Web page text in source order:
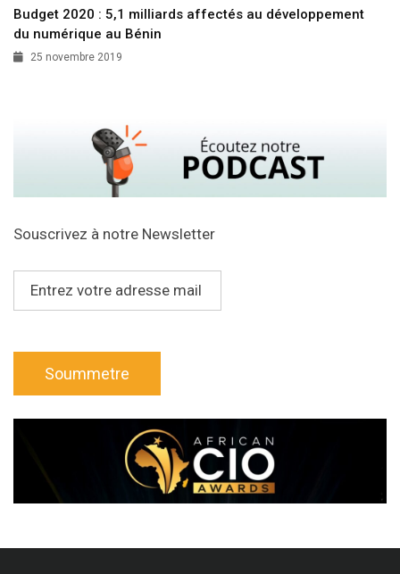
Budget 2020 : 5,1 milliards affectés au développement
du numérique au Bénin
25 novembre 2019
Souscrivez à notre Newsletter